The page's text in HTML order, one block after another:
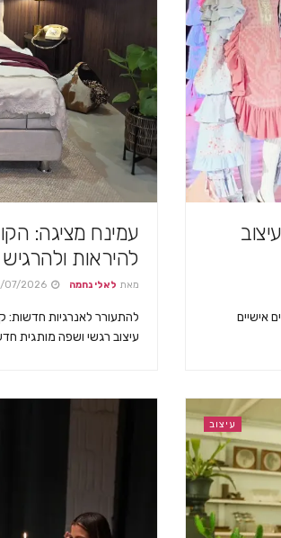
אישיים
עמינח מציגה:
להיראות
מאת לאלי נחמה
עיצוב רגשי ושפה מותגית
עיצוב